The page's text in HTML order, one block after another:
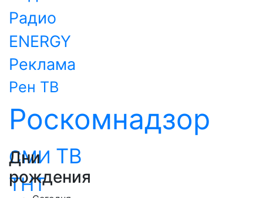
Радио
ENERGY
Реклама
Рен ТВ
Роскомнадзор
СМИ ТВ
ТНТ
Дни
рождения